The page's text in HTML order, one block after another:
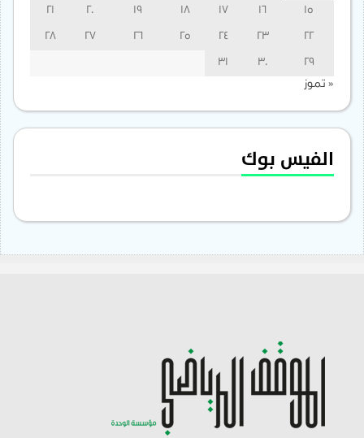
15
16
17
18
19
20
21
22
23
24
25
26
27
28
29
30
31
« تموز
الفيس بوك